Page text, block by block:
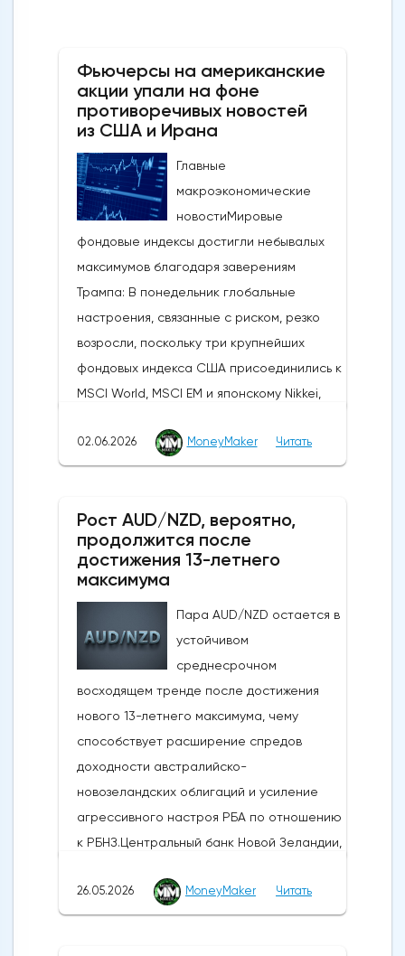
Фьючерсы на американские
акции упали на фоне
противоречивых новостей
из США и Ирана
Главные
макроэкономические
новостиМировые
фондовые индексы достигли небывалых
максимумов благодаря заверениям
Трампа: В понедельник глобальные
настроения, связанные с риском, резко
возросли, поскольку три крупнейших
фондовых индекса США присоединились к
MSCI World, MSCI EM и японскому Nikkei,
Широкое продвижение вперед
последовало за заявлениями президента
то, что, несмотря на новые военные
обмены в выходные, Вашингтон и Тегеран
по-прежнему ведут активные
дискуссии.Производственная активность в
США достигла 4-летнего максимума:
Несмотря на структурные проблемы,
связанные с нефтяным кризисом в
регионе и рекордно низким уровнем
потребительского доверия,
опубликованные в понедельник данные
показали, что производственная
активность в США растет самыми
быстрыми темпами за последние четыре
производственном секторе ISM за май
02.06.2026 MoneyMaker Читать
Рост AUD/NZD, вероятно,
продолжится после
достижения 13-летнего
максимума
Пара AUD/NZD остается в
устойчивом
среднесрочном
восходящем тренде после достижения
нового 13-летнего максимума, чему
способствует расширение спредов
доходности австралийско-
новозеландских облигаций и усиление
агрессивного настроя РБА по отношению
к РБНЗ.Центральный банк Новой Зеландии,
денежно-кредитной политике завтра, в
среду, 27 мая 2026 года, в 10:00 по
26.05.2026 MoneyMaker Читать